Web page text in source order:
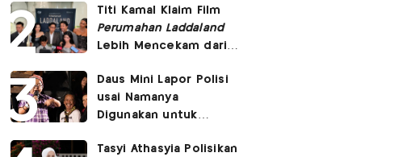
Vicky Prasetyo
Titi Kamal Klaim Film
Perumahan Laddaland
Lebih Mencekam dari
Daus Mini Lapor Polisi
usai Namanya
Digunakan untuk
SARA
Tasyi Athasyia Polisikan